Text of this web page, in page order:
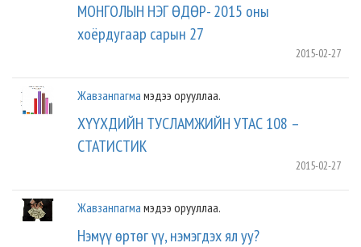
МОНГОЛЫН НЭГ ӨДӨР- 2015 оны
хоёрдугаар сарын 27
2015-02-27
Жавзанпагма мэдээ орууллаа.
ХҮҮХДИЙН ТУСЛАМЖИЙН УТАС 108 –
СТАТИСТИК
2015-02-27
Жавзанпагма мэдээ орууллаа.
Нэмүү өртөг үү, нэмэгдэх ял уу?